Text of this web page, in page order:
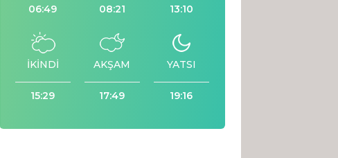
06:49 08:21 13:10
İKİNDİ
15:29
AKŞAM
17:49
YATSI
19:16